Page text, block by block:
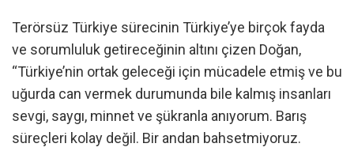
Terörsüz Türkiye sürecinin Türkiye’ye birçok fayda
ve sorumluluk getireceğinin altını çizen Doğan,
“Türkiye’nin ortak geleceği için mücadele etmiş ve bu
uğurda can vermek durumunda bile kalmış insanları
sevgi, saygı, minnet ve şükranla anıyorum. Barış
süreçleri kolay değil. Bir andan bahsetmiyoruz.